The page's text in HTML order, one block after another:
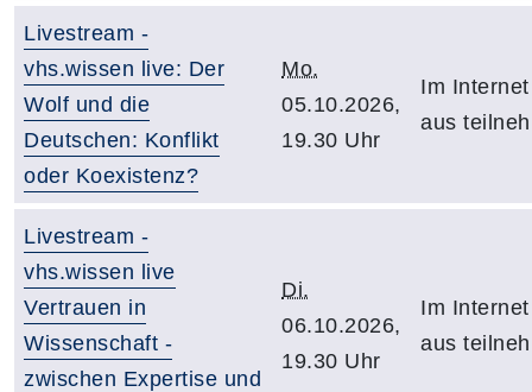
Livestream -
vhs.wissen live: Der
Wolf und die
Deutschen: Konflikt
oder Koexistenz?
Mo.
05.10.2026,
19.30 Uhr
Im
aus
Livestream -
vhs.wissen live
Vertrauen in
Wissenschaft -
zwischen Expertise und
Di.
06.10.2026,
19.30 Uhr
Im
aus